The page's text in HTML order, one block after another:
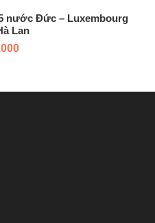
nước Đức – Luxembourg
Lan